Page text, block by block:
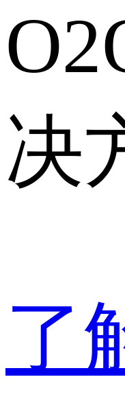
决
了